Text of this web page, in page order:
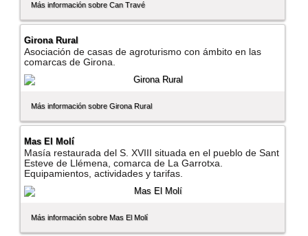
Más información sobre Can Travé
Girona Rural
Asociación de casas de agroturismo con ámbito en las
comarcas de Girona.
Más información sobre Girona Rural
Mas El Molí­
Masí­a restaurada del S. XVIII situada en el pueblo de Sant
Esteve de Llémena, comarca de La Garrotxa.
Equipamientos, actividades y tarifas.
Más información sobre Mas El Molí­